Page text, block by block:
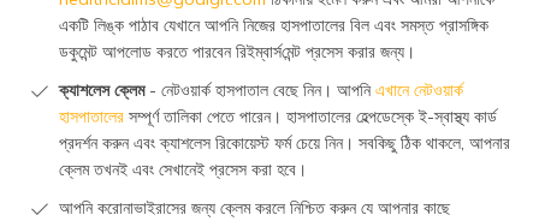
একটি লিঙ্ক পাঠাব যেখানে আপনি নিজের হাসপাতালের বিল এবং সমস্ত প্রাসঙ্গিক
ডকুমেন্ট আপলোড করতে পারবেন রিইম্বার্স‌মেন্ট প্রসেস করার জন্য।
ক্যাশলেস ক্লেম- নেটওয়ার্ক হাসপাতাল বেছে নিন। আপনিএখানে নেটওয়ার্ক
হাসপাতালের সম্পূর্ণ তালিকা পেতে পারেন। হাসপাতালের হেল্পডেস্কে ই-স্বাস্থ্য কার্ড
প্রদর্শন করুন এবং ক্যাশলেস রিকোয়েস্ট ফর্ম চেয়ে নিন। সবকিছু ঠিক থাকলে, আপনার
ক্লেম তখনই এবং সেখানেই প্রসেস করা হবে।
আপনি করোনাভাইরাসের জন্য ক্লেম করলে নিশ্চিত করুন যে আপনার কাছে